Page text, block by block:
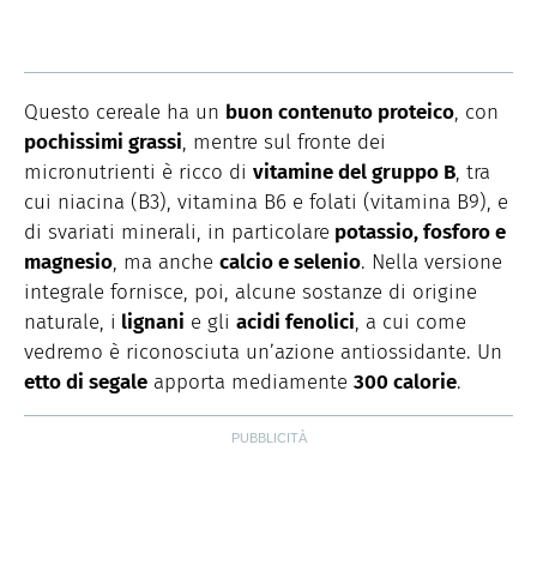
Questo cereale ha un buon contenuto proteico, con
pochissimi grassi, mentre sul fronte dei
micronutrienti è ricco di vitamine del gruppo B, tra
cui niacina (B3), vitamina B6 e folati (vitamina B9), e
di svariati minerali, in particolare potassio, fosforo e
magnesio, ma anche calcio e selenio. Nella versione
integrale fornisce, poi, alcune sostanze di origine
naturale, i lignani e gli acidi fenolici, a cui come
vedremo è riconosciuta un’azione antiossidante. Un
etto di segale apporta mediamente 300 calorie.